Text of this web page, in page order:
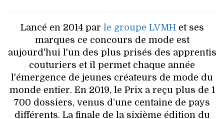
Lancé en 2014 par le groupe LVMHet ses
marques ce concours de mode est
aujourd'hui l'un des plus prisés des apprentis
couturiers et il permet chaque année
l'émergence de jeunes créateurs de mode du
monde entier. En 2019, le Prix a reçu plus de 1
700 dossiers, venus d’une centaine de pays
différents. La finale de la sixième édition du